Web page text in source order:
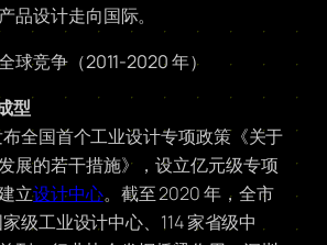
品设计走向国际。
球竞争（2011-2020 年）
型
全国首个工业设计专项政策《关于
展的若干措施》，设立亿元级专项
立设计中心。截至 2020 年，全市
级工业设计中心、114 家省级中